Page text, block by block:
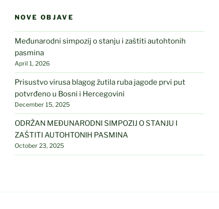
NOVE OBJAVE
Međunarodni simpozij o stanju i zaštiti autohtonih
pasmina
April 1, 2026
Prisustvo virusa blagog žutila ruba jagode prvi put
potvrđeno u Bosni i Hercegovini
December 15, 2025
ODRŽAN MEĐUNARODNI SIMPOZIJ O STANJU I
ZAŠTITI AUTOHTONIH PASMINA
October 23, 2025